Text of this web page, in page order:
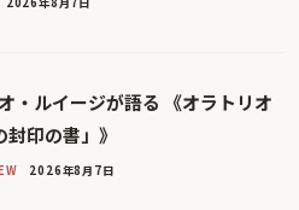
・ルイージが語る 《オラトリオ
封印の書」》
2026年8月7日